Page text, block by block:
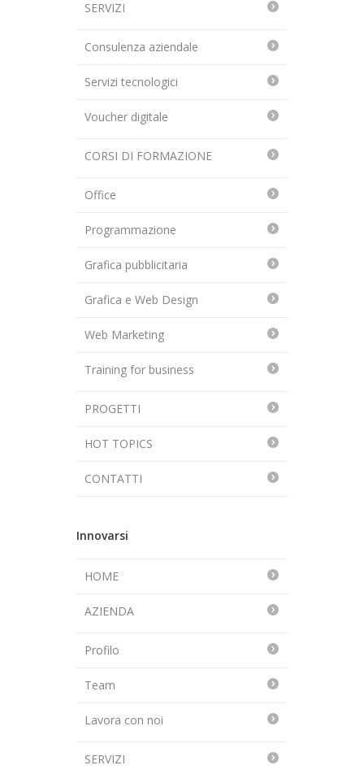
SERVIZI
Consulenza aziendale
Servizi tecnologici
Voucher digitale
CORSI DI FORMAZIONE
Office
Programmazione
Grafica pubblicitaria
Grafica e Web Design
Web Marketing
Training for business
PROGETTI
HOT TOPICS
CONTATTI
Innovarsi
HOME
AZIENDA
Profilo
Team
Lavora con noi
SERVIZI